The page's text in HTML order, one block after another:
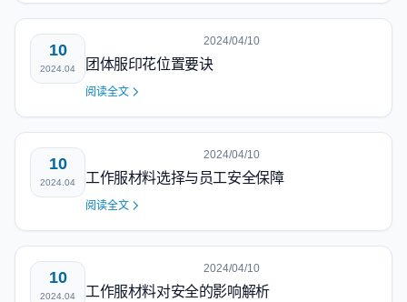
10
2024.04
2024/04/10
团体服印花位置要诀
阅读全文
10
2024.04
2024/04/10
工作服材料选择与员工安全保障
阅读全文
10
2024.04
2024/04/10
工作服材料对安全的影响解析